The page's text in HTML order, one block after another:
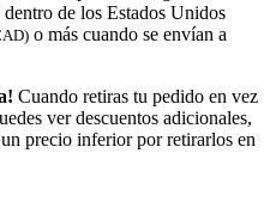
de los Estados Unidos
o más cuando se envían a
Cuando retiras tu pedido en vez
ver descuentos adicionales,
precio inferior por retirarlos en